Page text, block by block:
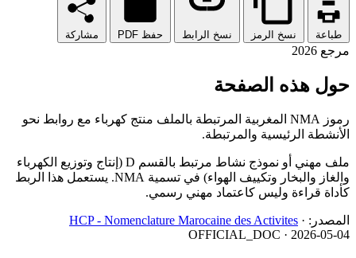
طباعة نسخ الرمز نسخ الرابط حفظ PDF مشاركة
مرجع 2026
حول هذه الصفحة
رموز NMA المغربية المرتبطة بالملف منتج كهرباء مع روابط نحو
الأنشطة الرئيسية والمرتبطة.
ملف مهني أو نموذج نشاط مرتبط بالقسم D (إنتاج وتوزيع الكهرباء
والغاز والبخار وتكييف الهواء) في تسمية NMA. يستعمل هذا الربط
كأداة قراءة وليس كاعتماد مهني رسمي.
المصدر: HCP - Nomenclature Marocaine des Activites ·
OFFICIAL_DOC · 2026-05-04